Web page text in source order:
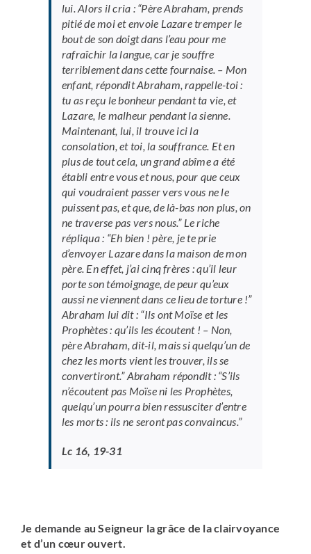
lui. Alors il cria : “Père Abraham, prends
pitié de moi et envoie Lazare tremper le
bout de son doigt dans l’eau pour me
rafraîchir la langue, car je souffre
terriblement dans cette fournaise. – Mon
enfant, répondit Abraham, rappelle-toi :
tu as reçu le bonheur pendant ta vie, et
Lazare, le malheur pendant la sienne.
Maintenant, lui, il trouve ici la
consolation, et toi, la souffrance. Et en
plus de tout cela, un grand abîme a été
établi entre vous et nous, pour que ceux
qui voudraient passer vers vous ne le
puissent pas, et que, de là-bas non plus, on
ne traverse pas vers nous.” Le riche
répliqua : “Eh bien ! père, je te prie
d’envoyer Lazare dans la maison de mon
père. En effet, j’ai cinq frères : qu’il leur
porte son témoignage, de peur qu’eux
aussi ne viennent dans ce lieu de torture !”
Abraham lui dit : “Ils ont Moïse et les
Prophètes : qu’ils les écoutent ! – Non,
père Abraham, dit-il, mais si quelqu’un de
chez les morts vient les trouver, ils se
convertiront.” Abraham répondit : “S’ils
n’écoutent pas Moïse ni les Prophètes,
quelqu’un pourra bien ressusciter d’entre
les morts : ils ne seront pas convaincus.”
Lc 16, 19-31
Je demande au Seigneur la grâce de la clairvoyance
et d’un cœur ouvert.